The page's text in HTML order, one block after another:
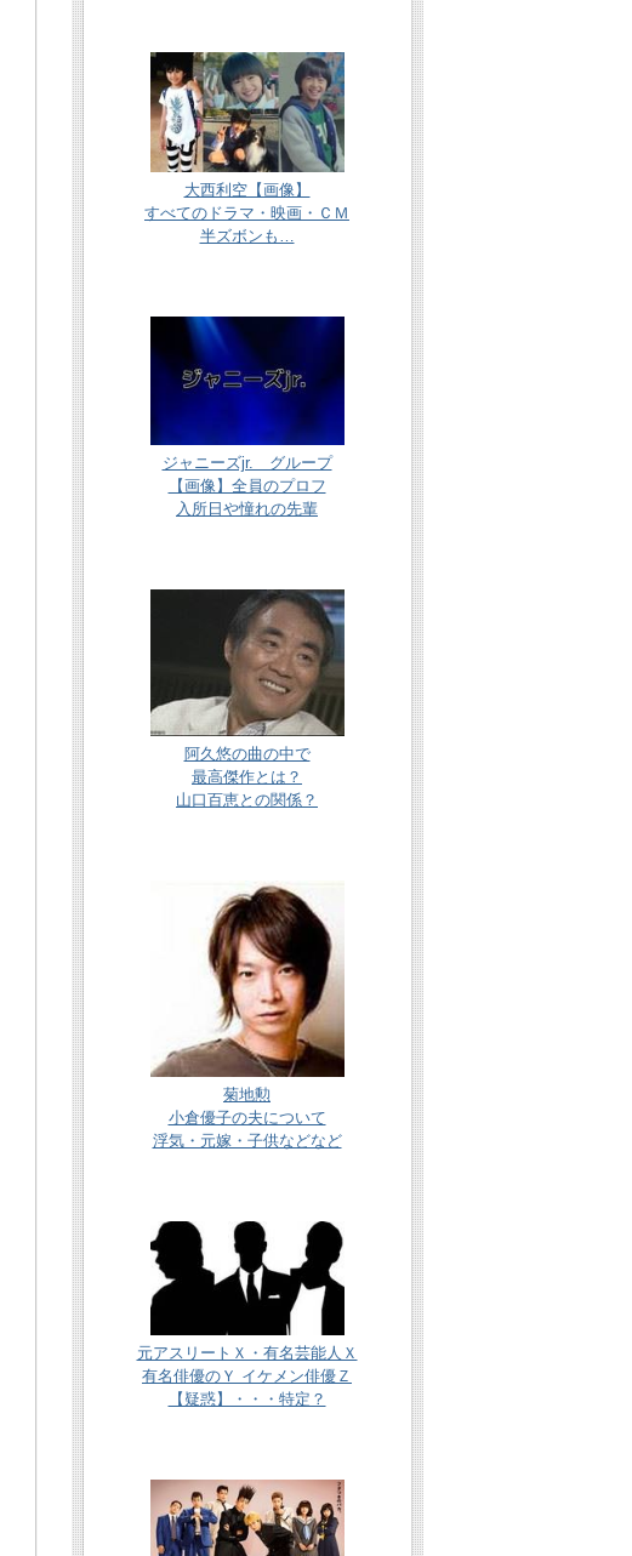
大西利空【画像】
すべてのドラマ・映画・ＣＭ
半ズボンも…
ジャニーズjr. グループ
【画像】全員のプロフ
入所日や憧れの先輩
阿久悠の曲の中で
最高傑作とは？
山口百恵との関係？
菊地勲
小倉優子の夫について
浮気・元嫁・子供などなど
元アスリートＸ・有名芸能人Ｘ
有名俳優のＹ イケメン俳優Ｚ
【疑惑】・・・特定？